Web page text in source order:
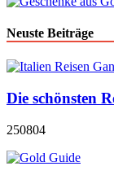
Neuste Beiträge
Die schönsten
250804